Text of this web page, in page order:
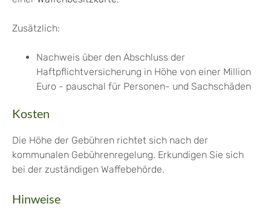
Zusätzlich:
Nachweis über den Abschluss der
Haftpflichtversicherung in Höhe von einer Million
Euro - pauschal für Personen- und Sachschäden
Kosten
Die Höhe der Gebühren richtet sich nach der
kommunalen Gebührenregelung. Erkundigen Sie sich
bei der zuständigen Waffebehörde.
Hinweise